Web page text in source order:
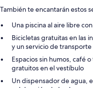
También te encantarán estos
Una piscina al aire libre
Bicicletas gratuitas en las
y un servicio de
Espacios sin humos, café
gratuitos en el vestíbulo
Un dispensador de agua,